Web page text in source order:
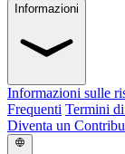
Informazioni
Informazioni sulle
Frequenti Termini
Diventa un